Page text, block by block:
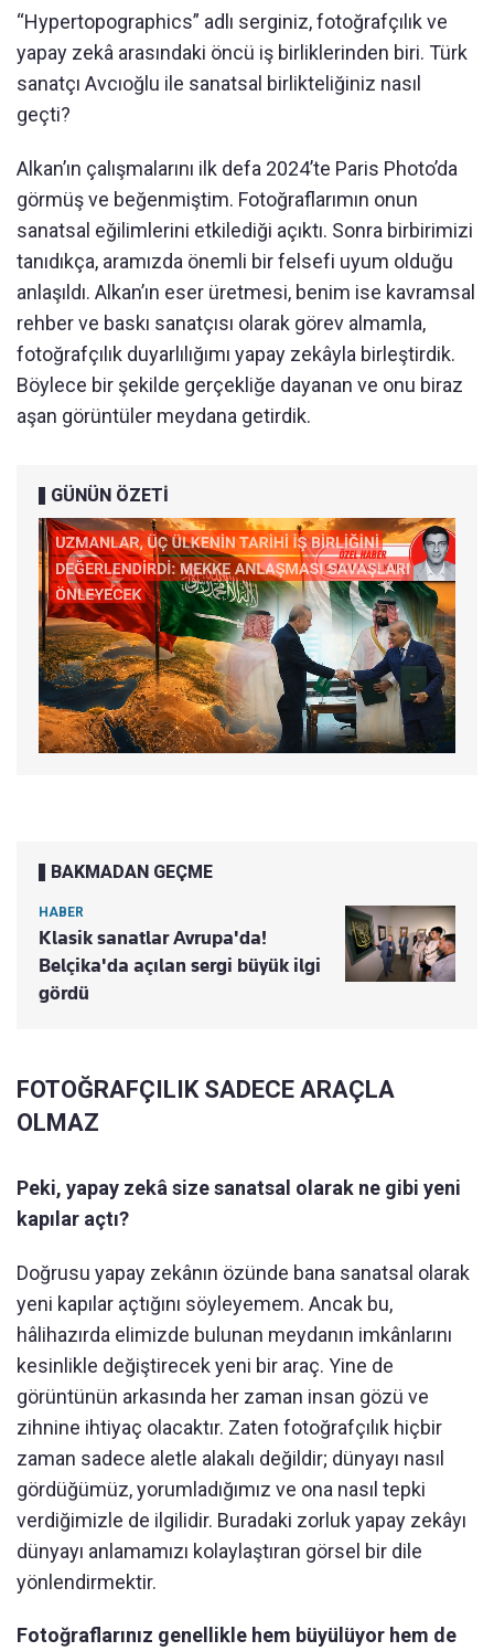
“Hypertopographics” adlı serginiz, fotoğrafçılık ve
yapay zekâ arasındaki öncü iş birliklerinden biri. Türk
sanatçı Avcıoğlu ile sanatsal birlikteliğiniz nasıl
geçti?
Alkan’ın çalışmalarını ilk defa 2024’te Paris Photo’da
görmüş ve beğenmiştim. Fotoğraflarımın onun
sanatsal eğilimlerini etkilediği açıktı. Sonra birbirimizi
tanıdıkça, aramızda önemli bir felsefi uyum olduğu
anlaşıldı. Alkan’ın eser üretmesi, benim ise kavramsal
rehber ve baskı sanatçısı olarak görev almamla,
fotoğrafçılık duyarlılığımı yapay zekâyla birleştirdik.
Böylece bir şekilde gerçekliğe dayanan ve onu biraz
aşan görüntüler meydana getirdik.
GÜNÜN ÖZETİ
BAKMADAN GEÇME
HABER
Klasik sanatlar Avrupa'da!
Belçika'da açılan sergi büyük ilgi
gördü
FOTOĞRAFÇILIK SADECE ARAÇLA
OLMAZ
Peki, yapay zekâ size sanatsal olarak ne gibi yeni
kapılar açtı?
Doğrusu yapay zekânın özünde bana sanatsal olarak
yeni kapılar açtığını söyleyemem. Ancak bu,
hâlihazırda elimizde bulunan meydanın imkânlarını
kesinlikle değiştirecek yeni bir araç. Yine de
görüntünün arkasında her zaman insan gözü ve
zihnine ihtiyaç olacaktır. Zaten fotoğrafçılık hiçbir
zaman sadece aletle alakalı değildir; dünyayı nasıl
gördüğümüz, yorumladığımız ve ona nasıl tepki
verdiğimizle de ilgilidir. Buradaki zorluk yapay zekâyı
dünyayı anlamamızı kolaylaştıran görsel bir dile
yönlendirmektir.
Fotoğraflarınız genellikle hem büyülüyor hem de